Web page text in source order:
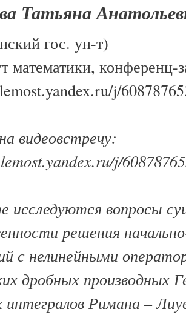
Татьяна
гос. ун-т)
математики, конференц-
j/
видеовстречу:
j/
исследуются вопросы
решения
с нелинейными
дробных производных
Римана –